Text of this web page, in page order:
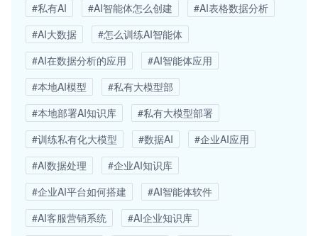
#私有AI
#AI智能体怎么创建
#AI表格数据分析
#AI大数据
#怎么训练AI智能体
#AI在数据分析的应用
#AI智能体应用
#本地AI模型
#私有大模型部
#本地部署AI知识库
#私有大模型部署
#训练私有化大模型
#数据AI
#企业AI应用
#AI数据处理
#企业AI知识库
#企业AI平台如何搭建
#AI智能体软件
#AI客服营销系统
#AI企业知识库